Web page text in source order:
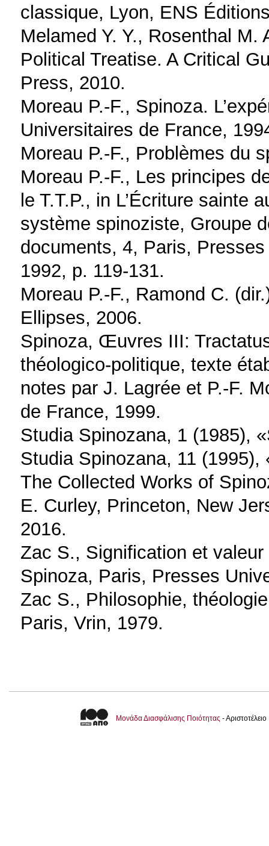
classique, Lyon, ENS
Melamed Y. Y., Rosenthal M.
Political Treatise. A Critical
Press, 2010.
Moreau P.-F., Spinoza.
Universitaires de France,
Moreau P.-F., Problèmes du
Moreau P.-F., Les principes
le T.T.P., in L’Écriture sainte
système spinoziste, Groupe
documents, 4, Paris,
1992, p. 119-131.
Moreau P.-F., Ramond C.
Ellipses, 2006.
Spinoza, Œuvres III:
théologico-politique, texte
notes par J. Lagrée et P.-F.
de France, 1999.
Studia Spinozana, 1 (1985),
Studia Spinozana, 11 (1995),
The Collected Works of
E. Curley, Princeton, New
2016.
Zac S., Signification et valeur
Spinoza, Paris, Presses
Zac S., Philosophie,
Paris, Vrin, 1979.
Μονάδα Διασφάλισης Ποιότητας -